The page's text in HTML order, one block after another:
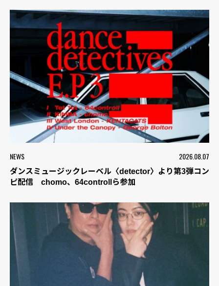
NEWS 2026.08.07
ダンスミュージックレーベル〈detector〉より第3弾コン
ピ配信 chomo、64controllら参加